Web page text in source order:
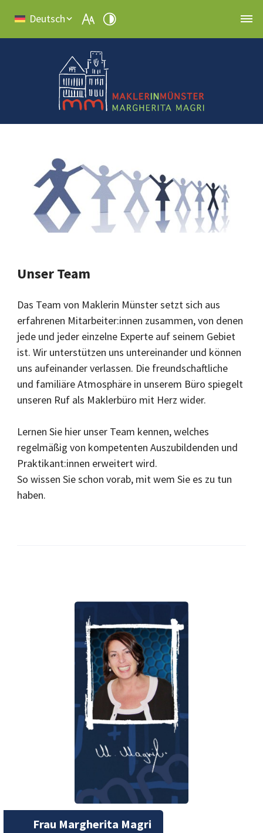
Deutsch
Unser Team
Das Team von Maklerin Münster setzt sich aus
erfahrenen Mitarbeiter:innen zusammen, von denen
jede und jeder einzelne Experte auf seinem Gebiet
ist. Wir unterstützen uns untereinander und können
uns aufeinander verlassen. Die freundschaftliche
und familiäre Atmosphäre in unserem Büro spiegelt
unseren Ruf als Maklerbüro mit Herz wider.
Lernen Sie hier unser Team kennen, welches
regelmäßig von kompetenten Auszubildenden und
Praktikant:innen erweitert wird.
So wissen Sie schon vorab, mit wem Sie es zu tun
haben.
Frau Margherita Magri